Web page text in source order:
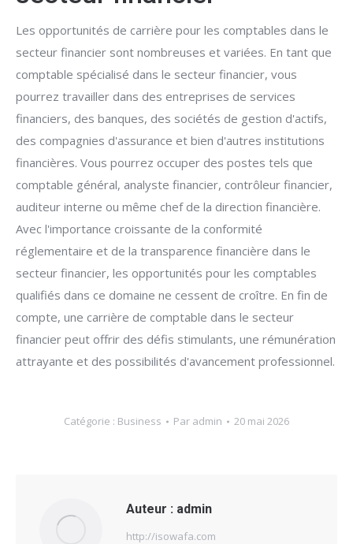
Les opportunités de carrière pour les comptables dans le
secteur financier sont nombreuses et variées. En tant que
comptable spécialisé dans le secteur financier, vous
pourrez travailler dans des entreprises de services
financiers, des banques, des sociétés de gestion d'actifs,
des compagnies d'assurance et bien d'autres institutions
financières. Vous pourrez occuper des postes tels que
comptable général, analyste financier, contrôleur financier,
auditeur interne ou même chef de la direction financière.
Avec l'importance croissante de la conformité
réglementaire et de la transparence financière dans le
secteur financier, les opportunités pour les comptables
qualifiés dans ce domaine ne cessent de croître. En fin de
compte, une carrière de comptable dans le secteur
financier peut offrir des défis stimulants, une rémunération
attrayante et des possibilités d'avancement professionnel.
Catégorie : Business Par admin 20 mai 2026
Auteur : admin
http://isowafa.com